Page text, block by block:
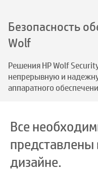
Безопасность
Wolf
Решения HP Wolf
непрерывную и
аппаратного
Все
представлены
дизайне.